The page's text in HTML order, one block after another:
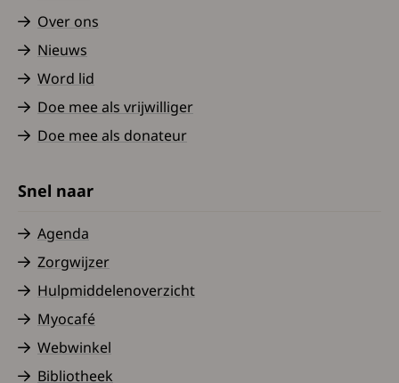
Over ons
Nieuws
Word lid
Doe mee als vrijwilliger
Doe mee als donateur
Snel naar
Agenda
Zorgwijzer
Hulpmiddelenoverzicht
Myocafé
Webwinkel
Bibliotheek